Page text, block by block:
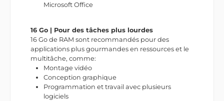
Microsoft Office
16 Go | Pour des tâches plus lourdes
16 Go de RAM sont recommandés pour des
applications plus gourmandes en ressources et le
multitâche, comme:
Montage vidéo
Conception graphique
Programmation et travail avec plusieurs
logiciels